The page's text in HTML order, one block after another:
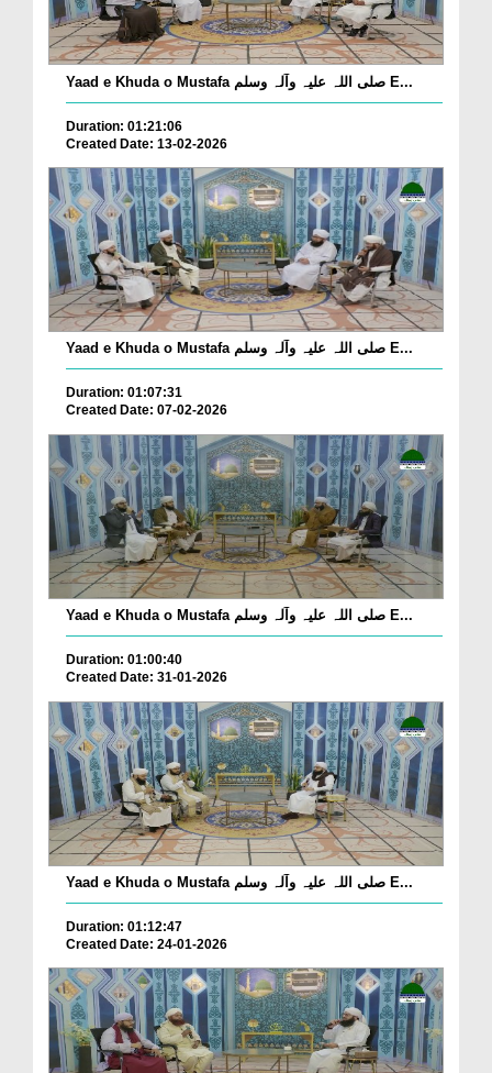
Yaad e Khuda o Mustafa صلی اللہ علیہ وآلہ وسلم E...
Duration: 01:21:06
Created Date: 13-02-2026
Yaad e Khuda o Mustafa صلی اللہ علیہ وآلہ وسلم E...
Duration: 01:07:31
Created Date: 07-02-2026
Yaad e Khuda o Mustafa صلی اللہ علیہ وآلہ وسلم E...
Duration: 01:00:40
Created Date: 31-01-2026
Yaad e Khuda o Mustafa صلی اللہ علیہ وآلہ وسلم E...
Duration: 01:12:47
Created Date: 24-01-2026